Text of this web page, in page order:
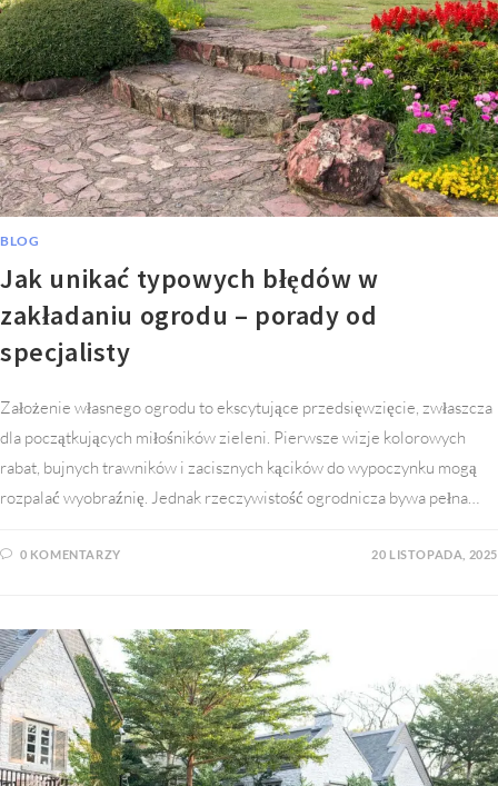
BLOG
Jak unikać typowych błędów w
zakładaniu ogrodu – porady od
specjalisty
Założenie własnego ogrodu to ekscytujące przedsięwzięcie, zwłaszcza
dla początkujących miłośników zieleni. Pierwsze wizje kolorowych
rabat, bujnych trawników i zacisznych kącików do wypoczynku mogą
rozpalać wyobraźnię. Jednak rzeczywistość ogrodnicza bywa pełna…
0 KOMENTARZY 20 LISTOPADA, 2025